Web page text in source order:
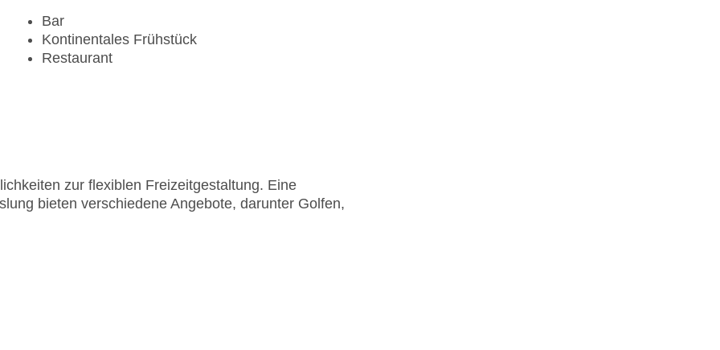
Bar
Kontinentales Frühstück
Restaurant
zur flexiblen Freizeitgestaltung. Eine
bieten verschiedene Angebote, darunter Golfen,